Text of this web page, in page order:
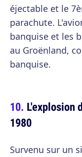
éjectable et le
parachute.
banquise et les
au Groënland,
banquise.
L'explosion
1980
Survenu sur un